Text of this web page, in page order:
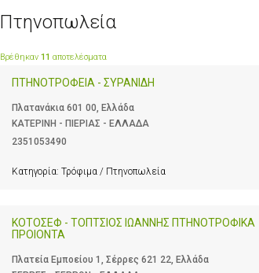
Πτηνοπωλεία
Βρέθηκαν 11 αποτελέσματα
ΠΤΗΝΟΤΡΟΦΕΙΑ - ΣΥΡΑΝΙΔΗ
Πλατανάκια 601 00, Ελλάδα
ΚΑΤΕΡΙΝΗ - ΠΙΕΡΙΑΣ - ΕΛΛΑΔΑ
2351053490
Κατηγορία: Τρόφιμα / Πτηνοπωλεία
ΚΟΤΟΣΕΦ - ΤΟΠΤΣΙΟΣ ΙΩΑΝΝΗΣ ΠΤΗΝΟΤΡΟΦΙΚΑ
ΠΡΟΙΟΝΤΑ
Πλατεία Εμποείου 1, Σέρρες 621 22, Ελλάδα